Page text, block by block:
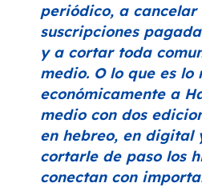
periódico, a cancelar
suscripciones
y a cortar toda
medio. O lo que es lo
económicamente a
medio con dos
en hebreo, en digital
cortarle de paso los
conectan con